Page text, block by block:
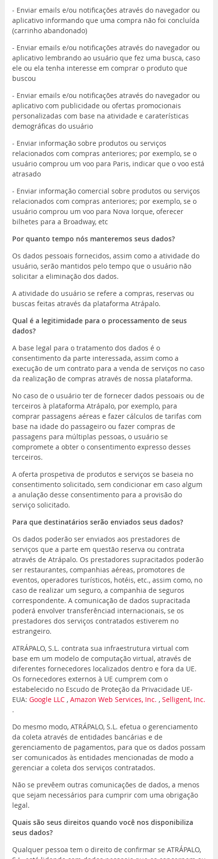
- Enviar emails e/ou notificações através do navegador ou
aplicativo informando que uma compra não foi concluída
(carrinho abandonado)
- Enviar emails e/ou notificações através do navegador ou
aplicativo lembrando ao usuário que fez uma busca, caso
ele ou ela tenha interesse em comprar o produto que
buscou
- Enviar emails e/ou notificações através do navegador ou
aplicativo com publicidade ou ofertas promocionais
personalizadas com base na atividade e caraterísticas
demográficas do usuário
- Enviar informação sobre produtos ou serviços
relacionados com compras anteriores; por exemplo, se o
usuário comprou um voo para Paris, indicar que o voo está
atrasado
- Enviar informação comercial sobre produtos ou serviços
relacionados com compras anteriores; por exemplo, se o
usuário comprou um voo para Nova Iorque, oferecer
bilhetes para a Broadway, etc
Por quanto tempo nós manteremos seus dados?
Os dados pessoais fornecidos, assim como a atividade do
usuário, serão mantidos pelo tempo que o usuário não
solicitar a eliminação dos dados.
A atividade do usuário se refere a compras, reservas ou
buscas feitas através da plataforma Atrápalo.
Qual é a legitimidade para o processamento de seus
dados?
A base legal para o tratamento dos dados é o
consentimento da parte interessada, assim como a
execução de um contrato para a venda de serviços no caso
da realização de compras através de nossa plataforma.
No caso de o usuário ter de fornecer dados pessoais ou de
terceiros à plataforma Atrápalo, por exemplo, para
comprar passagens aéreas e fazer cálculos de tarifas com
base na idade do passageiro ou fazer compras de
passagens para múltiplas pessoas, o usuário se
compromete a obter o consentimento expresso desses
terceiros.
A oferta prospetiva de produtos e serviços se baseia no
consentimento solicitado, sem condicionar em caso algum
a anulação desse consentimento para a provisão do
serviço solicitado.
Para que destinatários serão enviados seus dados?
Os dados poderão ser enviados aos prestadores de
serviços que a parte em questão reserva ou contrata
através de Atrápalo. Os prestadores supracitados poderão
ser restaurantes, companhias aéreas, promotores de
eventos, operadores turísticos, hotéis, etc., assim como, no
caso de realizar um seguro, a companhia de seguros
correspondente. A comunicação de dados supracitada
poderá envolver transferênciad internacionais, se os
prestadores dos serviços contratados estiverem no
estrangeiro.
ATRÁPALO, S.L. contrata sua infraestrutura virtual com
base em um modelo de computação virtual, através de
diferentes fornecedores localizados dentro e fora da UE.
Os fornecedores externos à UE cumprem com o
estabelecido no Escudo de Proteção da Privacidade UE-
EUA: Google LLC , Amazon Web Services, Inc. , Selligent, Inc.
.
Do mesmo modo, ATRÁPALO, S.L. efetua o gerenciamento
da coleta através de entidades bancárias e de
gerenciamento de pagamentos, para que os dados possam
ser comunicados às entidades mencionadas de modo a
gerenciar a coleta dos serviços contratados.
Não se prevêem outras comunicações de dados, a menos
que sejam necessários para cumprir com uma obrigação
legal.
Quais são seus direitos quando você nos disponibiliza
seus dados?
Qualquer pessoa tem o direito de confirmar se ATRÁPALO,